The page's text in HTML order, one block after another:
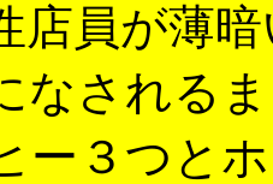
員が薄
される
ー３つと